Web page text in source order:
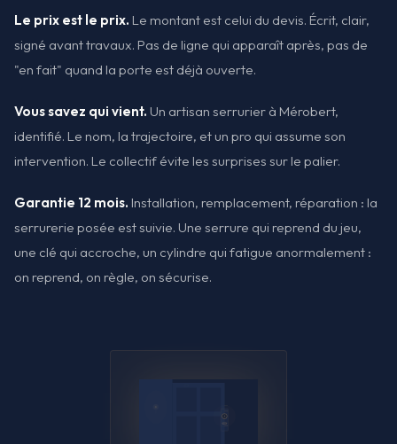
Le prix est le prix. Le montant est celui du devis. Écrit, clair,
signé avant travaux. Pas de ligne qui apparaît après, pas de
"en fait" quand la porte est déjà ouverte.
Vous savez qui vient. Un artisan serrurier à Mérobert,
identifié. Le nom, la trajectoire, et un pro qui assume son
intervention. Le collectif évite les surprises sur le palier.
Garantie 12 mois. Installation, remplacement, réparation : la
serrurerie posée est suivie. Une serrure qui reprend du jeu,
une clé qui accroche, un cylindre qui fatigue anormalement :
on reprend, on règle, on sécurise.